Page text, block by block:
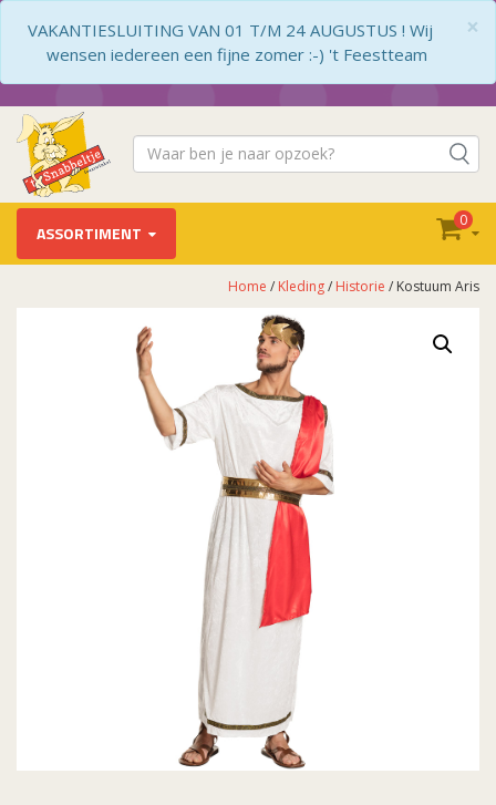
×
VAKANTIESLUITING VAN 01 T/M 24 AUGUSTUS ! Wij
wensen iedereen een fijne zomer :-) 't Feestteam
ASSORTIMENT
0
Home / Kleding/ Historie / Kostuum Aris